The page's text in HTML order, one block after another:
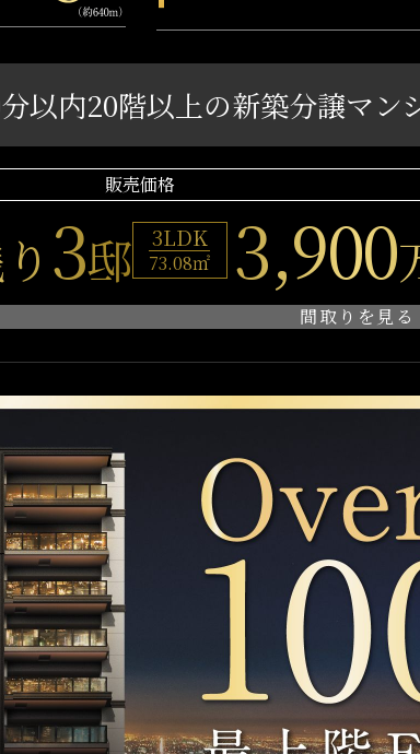
以内20階以上の新築分譲マン
販売価格
3邸 3LDK
73.08㎡ 3,900
間取りを見る